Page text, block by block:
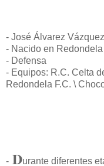
- José Álvarez
- Nacido en
- Defensa
- Equipos: R.C. Celta
Redondela F.C. \
- Durante diferentes